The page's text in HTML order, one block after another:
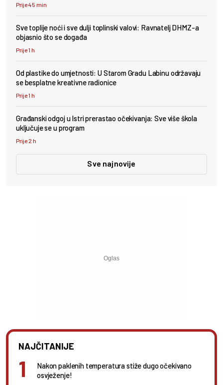
Prije 45 min
Sve toplije noći i sve dulji toplinski valovi: Ravnatelj DHMZ-a
objasnio što se događa
Prije 1 h
Od plastike do umjetnosti: U Starom Gradu Labinu održavaju
se besplatne kreativne radionice
Prije 1 h
Građanski odgoj u Istri prerastao očekivanja: Sve više škola
uključuje se u program
Prije 2 h
Sve najnovije
NAJČITANIJE
Nakon paklenih temperatura stiže dugo očekivano
osvježenje!